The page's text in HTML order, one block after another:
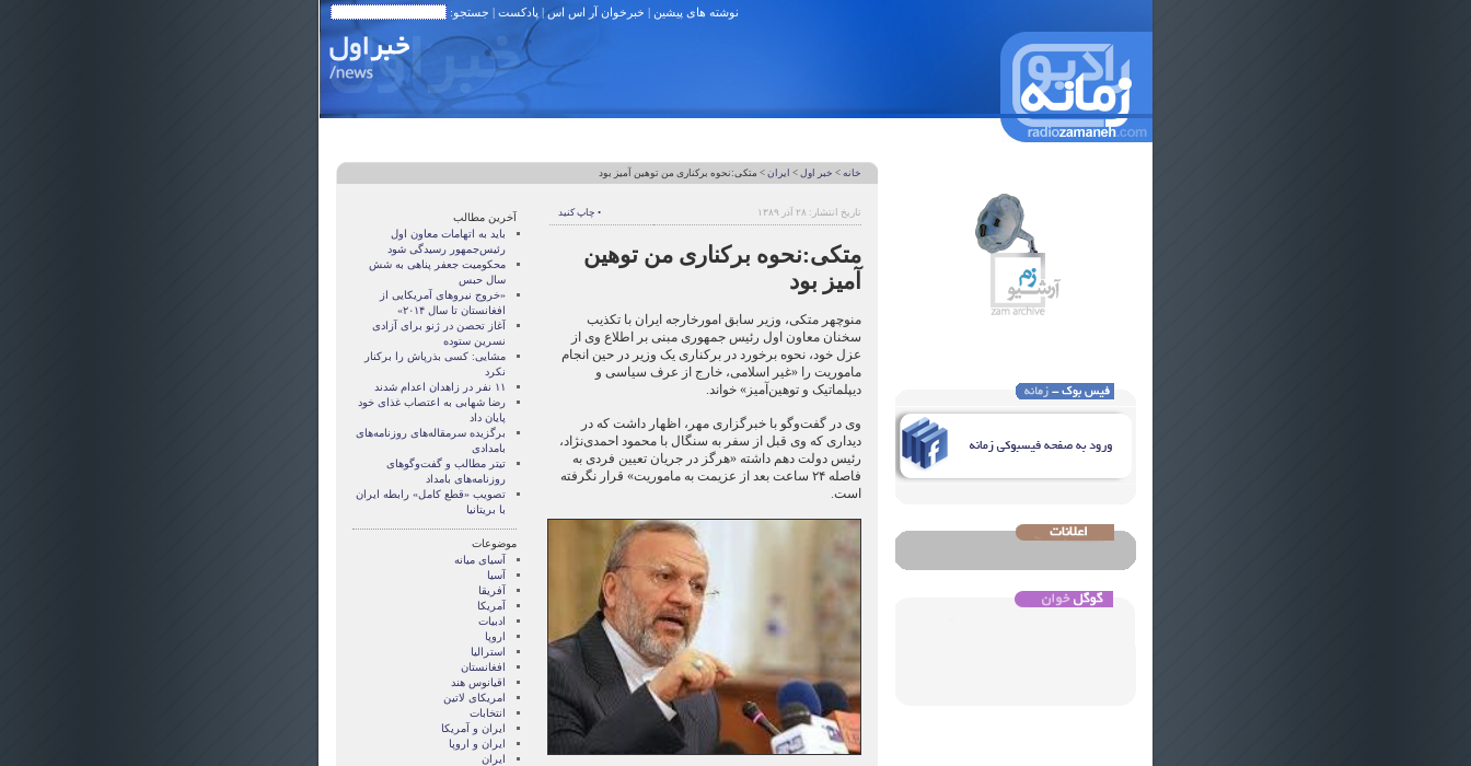
نوشته های پیشین | خبرخوان آر اس اس| پادکست | جستجو:
خانه > خبر اول > ایران > متکی:نحوه برکناری من توهین آمیز بود
تاریخ انتشار: ۲۸ آذر ۱۳۸۹ • چاپ کنید
متکی:نحوه برکناری من توهین
آمیز بود
منوچهر متکی، وزیر سابق امورخارجه ایران با تکذیب
سخنان معاون اول رئیس جمهوری مبنی بر اطلاع وی از
عزل خود، نحوه برخورد در برکناری یک وزیر در حین انجام
ماموریت را «غیر اسلامی، خارج از عرف سیاسی و
دیپلماتیک و توهین‌آمیز» خواند.
وی در گفت‌وگو با خبرگزاری مهر، اظهار داشت که در
دیداری که وی قبل از سفر به سنگال با محمود احمدی‌نژاد،
رئیس دولت دهم داشته «هرگز در جریان تعیین فردی به
فاصله ۲۴ ساعت بعد از عزیمت به ماموریت» قرار نگرفته‌
است.
آخرین مطالب
باید به اتهامات معاون اول
رئیس‌جمهور رسیدگی شود
محکومیت جعفر پناهی به شش
سال حبس
«خروج نيروهای آمريکايی از
افغانستان تا سال ۲۰۱۴»
آغاز تحصن در ژنو برای آزادی
نسرين ستوده
مشايی: کسی بذرپاش را برکنار
نکرد
۱۱ نفر در زاهدان اعدام شدند
رضا شهابی به اعتصاب غذای خود
پايان داد
برگزیده سرمقاله‌های روزنامه‌های
بامدادی
تیتر مطالب و گفت‌وگوهای
روزنامه‌های بامداد
تصويب «قطع کامل» رابطه ایران
با بریتانیا
موضوعات
آسيای ميانه
آسیا
آفریقا
آمریکا
ادبیات
اروپا
استرالیا
افغانستان
اقیانوس هند
امریکای لاتین
انتخابات
ايران و آمريکا
ايران و اروپا
ایران